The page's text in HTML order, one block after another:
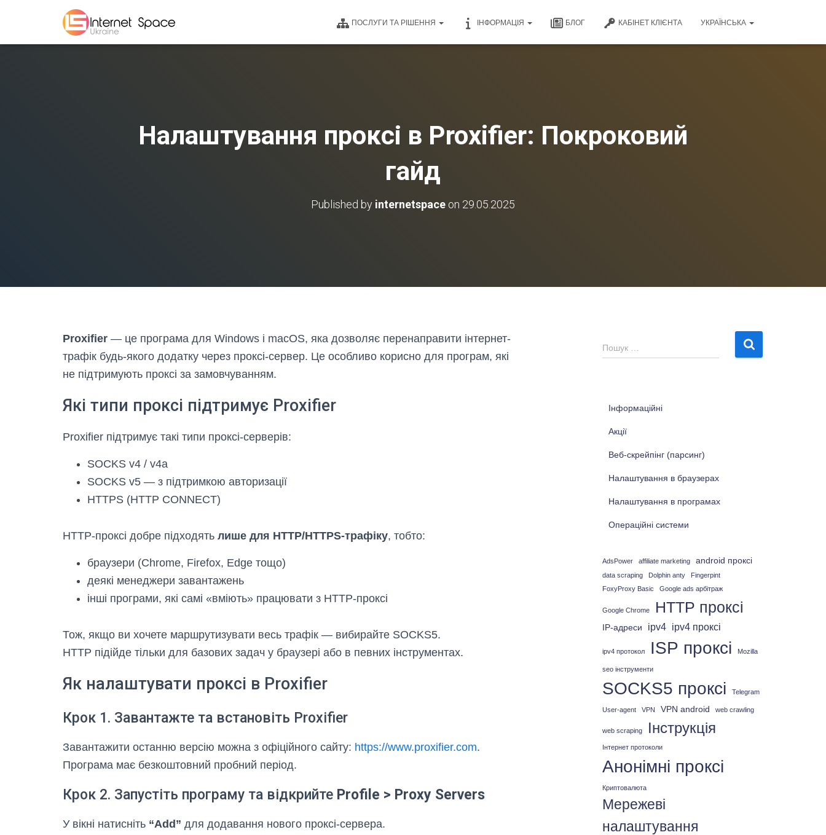
ПОСЛУГИ ТА РІШЕННЯ ІНФОРМАЦІЯ БЛОГ КАБІНЕТ КЛІЄНТА УКРАЇНСЬКА
Налаштування проксі в Proxifier: Покроковий
гайд
Published by internetspace on 29.05.2025
Proxifier — це програма для Windows і macOS, яка дозволяє перенаправити інтернет-
трафік будь-якого додатку через проксі-сервер. Це особливо корисно для програм, які
не підтримують проксі за замовчуванням.
Які типи проксі підтримує Proxifier
Proxifier підтримує такі типи проксі-серверів:
SOCKS v4 / v4a
SOCKS v5 — з підтримкою авторизації
HTTPS (HTTP CONNECT)
HTTP-проксі добре підходять лише для HTTP/HTTPS-трафіку, тобто:
браузери (Chrome, Firefox, Edge тощо)
деякі менеджери завантажень
інші програми, які самі «вміють» працювати з HTTP-проксі
Тож, якщо ви хочете маршрутизувати весь трафік — вибирайте SOCKS5.
HTTP підійде тільки для базових задач у браузері або в певних інструментах.
Як налаштувати проксі в Proxifier
Крок 1. Завантажте та встановіть Proxifier
Завантажити останню версію можна з офіційного сайту: https://www.proxifier.com.
Програма має безкоштовний пробний період.
Крок 2. Запустіть програму та відкрийте Profile > Proxy Servers
У вікні натисніть “Add” для додавання нового проксі-сервера.
П
о
Пошук …
Інформаційні
Акції
Веб-скрейпінг (парсинг)
Налаштування в браузерах
Налаштування в програмах
Операційні системи
AdsPower affiliate marketing android проксі
data scraping Dolphin anty
Fingerpint
FoxyProxy Basic
Google ads арбітраж
Google Chrome HTTP проксі
IP-адреси ipv4 ipv4 проксі
ipv4 протокол ISP проксі Mozilla
seo інструменти
SOCKS5 проксі Telegram
User-agent VPN VPN android web crawling
web scraping Інструкція
Інтернет протоколи
Анонімні проксі
Криптовалюта
Мережеві
налаштування